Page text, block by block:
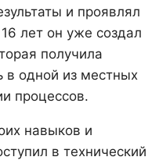
и проявлял
лет он уже создал
получила
в одной из местных
процессов.
навыков и
в технический